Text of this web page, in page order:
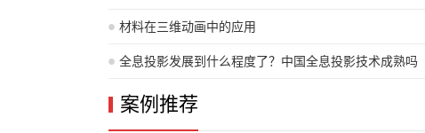
材料在三维动画中的应用
全息投影发展到什么程度了？中国全息投影技术成熟吗
案例推荐